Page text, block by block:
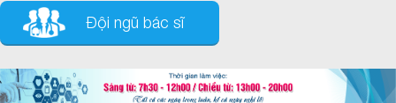
Đội ngũ bác sĩ